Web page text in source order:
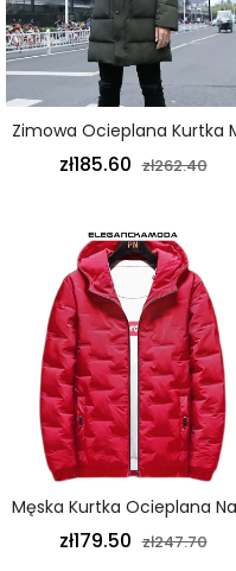
zł185.60 zł262.40
zł179.50 zł247.70